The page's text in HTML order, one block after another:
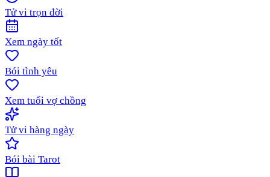
Tử vi trọn đời
Xem ngày tốt
Bói tình yêu
Xem tuổi vợ chồng
Tử vi hàng ngày
Bói bài Tarot